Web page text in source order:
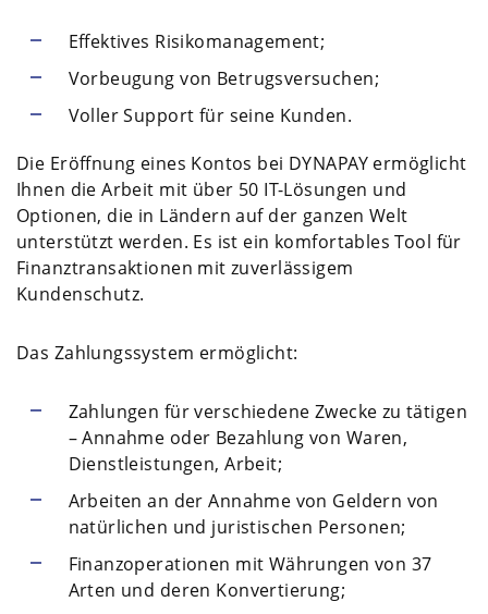
Effektives Risikomanagement;
Vorbeugung von Betrugsversuchen;
Voller Support für seine Kunden.
Die Eröffnung eines Kontos bei DYNAPAY ermöglicht
Ihnen die Arbeit mit über 50 IT-Lösungen und
Optionen, die in Ländern auf der ganzen Welt
unterstützt werden. Es ist ein komfortables Tool für
Finanztransaktionen mit zuverlässigem
Kundenschutz.
Das Zahlungssystem ermöglicht:
Zahlungen für verschiedene Zwecke zu tätigen
– Annahme oder Bezahlung von Waren,
Dienstleistungen, Arbeit;
Arbeiten an der Annahme von Geldern von
natürlichen und juristischen Personen;
Finanzoperationen mit Währungen von 37
Arten und deren Konvertierung;